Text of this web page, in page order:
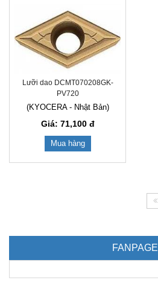
Lưỡi dao DCMT070208GK-
PV720
(KYOCERA - Nhật Bản)
Giá: 71,100đ
Mua hàng
FANPAGE